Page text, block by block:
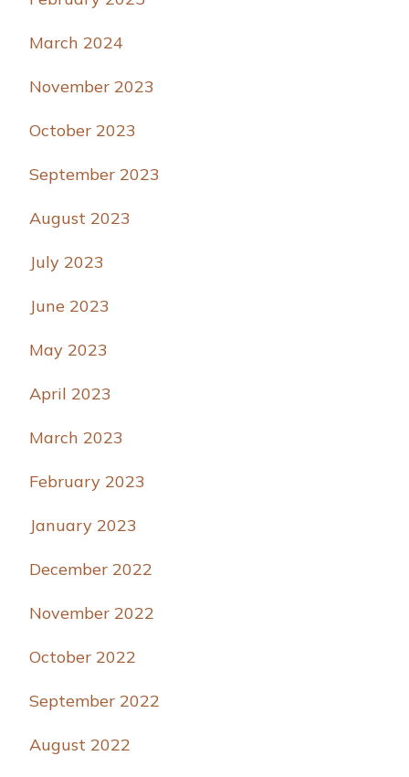
March 2024
November 2023
October 2023
September 2023
August 2023
July 2023
June 2023
May 2023
April 2023
March 2023
February 2023
January 2023
December 2022
November 2022
October 2022
September 2022
August 2022